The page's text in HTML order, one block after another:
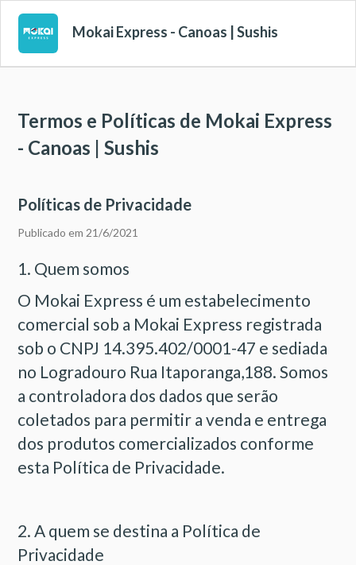
Mokai Express - Canoas | Sushis
Termos e Políticas de Mokai Express
- Canoas | Sushis
Políticas de Privacidade
Publicado em 21/6/2021
1. Quem somos
O Mokai Express é um estabelecimento
comercial sob a Mokai Express registrada
sob o CNPJ 14.395.402/0001-47 e sediada
no Logradouro Rua Itaporanga,188. Somos
a controladora dos dados que serão
coletados para permitir a venda e entrega
dos produtos comercializados conforme
esta Política de Privacidade.
2. A quem se destina a Política de
Privacidade